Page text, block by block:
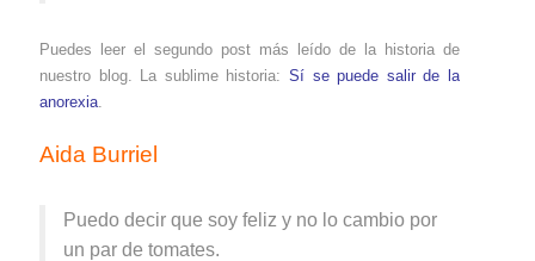
Puedes leer el segundo post más leído de la historia de
nuestro blog. La sublime historia: Sí se puede salir de la
anorexia.
Aida Burriel
Puedo decir que soy feliz y no lo cambio por
un par de tomates.